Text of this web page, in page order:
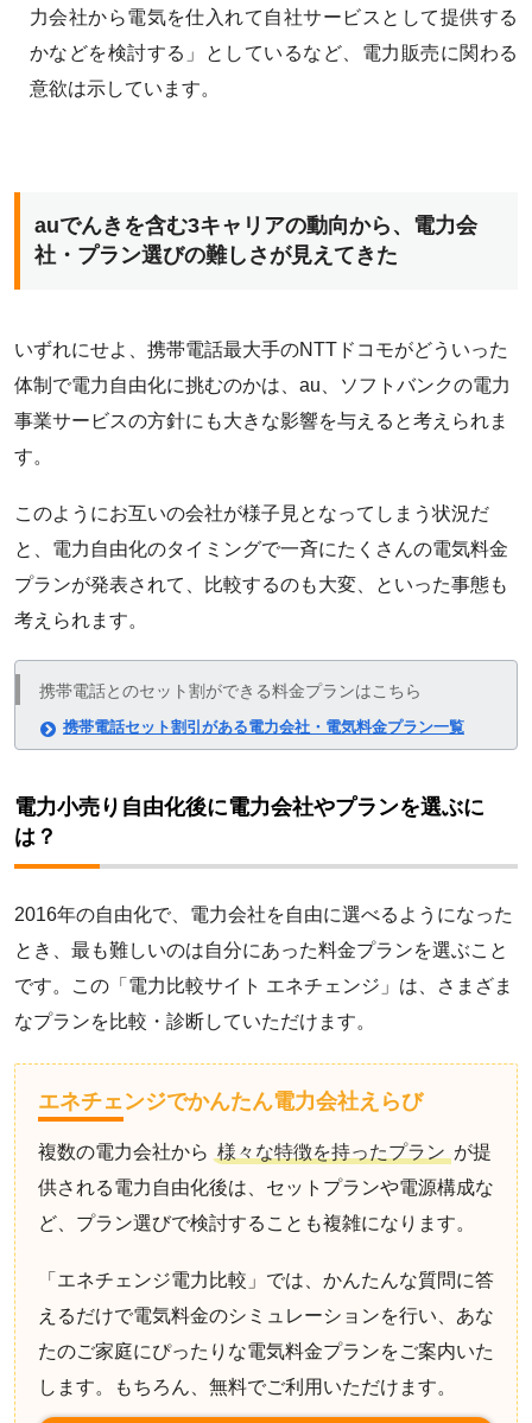
力会社から電気を仕入れて自社サービスとして提供する
かなどを検討する」としているなど、電力販売に関わる
意欲は示しています。
auでんきを含む3キャリアの動向から、電力会
社・プラン選びの難しさが見えてきた
いずれにせよ、携帯電話最大手のNTTドコモがどういった
体制で電力自由化に挑むのかは、au、ソフトバンクの電力
事業サービスの方針にも大きな影響を与えると考えられま
す。
このようにお互いの会社が様子見となってしまう状況だ
と、電力自由化のタイミングで一斉にたくさんの電気料金
プランが発表されて、比較するのも大変、といった事態も
考えられます。
携帯電話とのセット割ができる料金プランはこちら
携帯電話セット割引がある電力会社・電気料金プラン一覧
電力小売り自由化後に電力会社やプランを選ぶに
は？
2016年の自由化で、電力会社を自由に選べるようになった
とき、最も難しいのは自分にあった料金プランを選ぶこと
です。この「電力比較サイト エネチェンジ」は、さまざま
なプランを比較・診断していただけます。
エネチェンジでかんたん電力会社えらび
複数の電力会社から 様々な特徴を持ったプラン が提
供される電力自由化後は、セットプランや電源構成な
ど、プラン選びで検討することも複雑になります。
「エネチェンジ電力比較」では、かんたんな質問に答
えるだけで電気料金のシミュレーションを行い、あな
たのご家庭にぴったりな電気料金プランをご案内いた
します。もちろん、無料でご利用いただけます。